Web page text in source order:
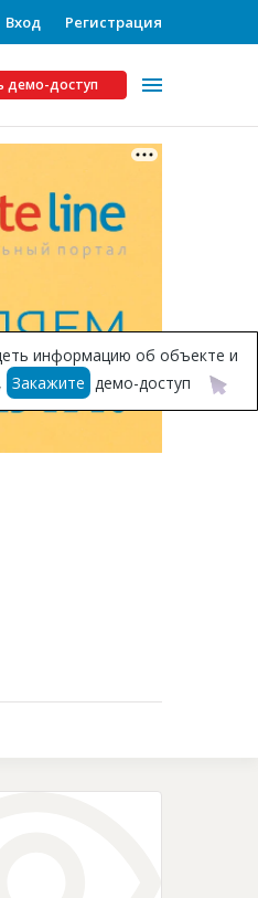
Вход Регистрация
демо-доступ
информацию об объекте и
Закажите демо-доступ